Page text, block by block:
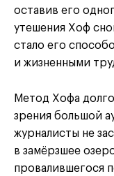
оставив его
утешения Хоф
стало его
и жизненными
Метод Хофа
зрения большой
журналисты не
в замёрзшее
провалившегося